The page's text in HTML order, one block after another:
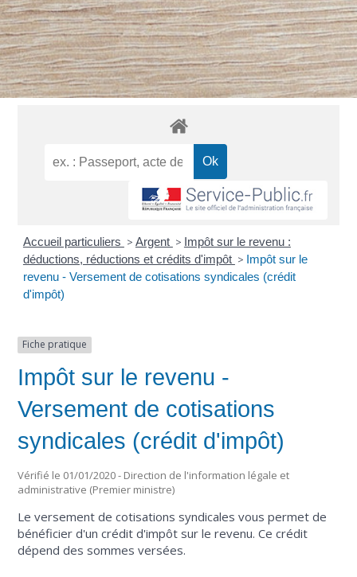
Accueil particuliers > Argent > Impôt sur le revenu :
déductions, réductions et crédits d'impôt > Impôt sur le
revenu - Versement de cotisations syndicales (crédit
d'impôt)
Fiche pratique
Impôt sur le revenu -
Versement de cotisations
syndicales (crédit d'impôt)
Vérifié le 01/01/2020 - Direction de l'information légale et
administrative (Premier ministre)
Le versement de cotisations syndicales vous permet de
bénéficier d'un crédit d'impôt sur le revenu. Ce crédit
dépend des sommes versées.